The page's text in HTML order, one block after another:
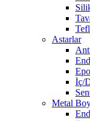
Astarlar
İç/
Metal